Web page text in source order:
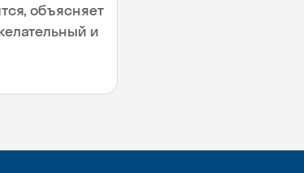
объясняет
и